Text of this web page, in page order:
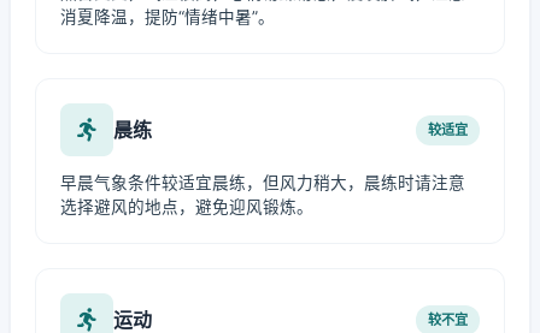
消夏降温，提防“情绪中暑”。
晨练 较适宜
早晨气象条件较适宜晨练，但风力稍大，晨练时请注意
选择避风的地点，避免迎风锻炼。
运动 较不宜